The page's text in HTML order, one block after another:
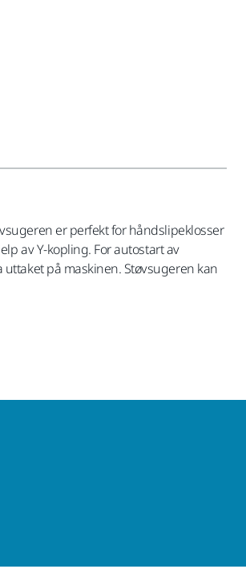
er perfekt for håndslipeklosser
av Y-kopling. For autostart av
på maskinen. Støvsugeren kan